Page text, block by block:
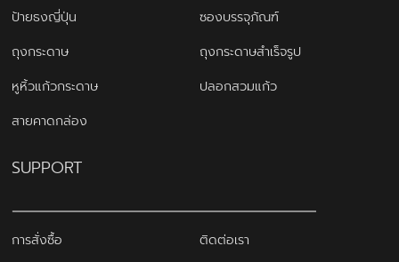
ป้ายธงญี่ปุ่น
ซองบรรจุภัณฑ์
ถุงกระดาษ
ถุงกระดาษสำเร็จรูป
หูหิ้วแก้วกระดาษ
ปลอกสวมแก้ว
สายคาดกล่อง
SUPPORT
การสั่งซื้อ ติดต่อเรา